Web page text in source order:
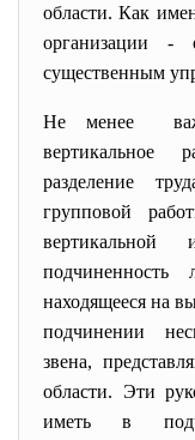
области. Как
организации -
существенным
Не менее
вертикальное
разделение
групповой
вертикальной
находящееся на
подчинении
звена,
области. Эти
иметь в